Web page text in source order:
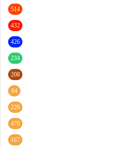
514
432
426
234
208
84
226
470
167